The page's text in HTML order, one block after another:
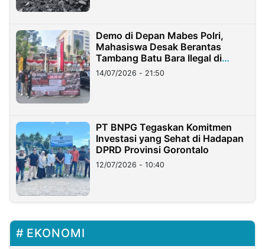
Demo di Depan Mabes Polri,
Mahasiswa Desak Berantas
Tambang Batu Bara Ilegal di
Lampung
14/07/2026 - 21:50
PT BNPG Tegaskan Komitmen
Investasi yang Sehat di Hadapan
DPRD Provinsi Gorontalo
12/07/2026 - 10:40
EKONOMI